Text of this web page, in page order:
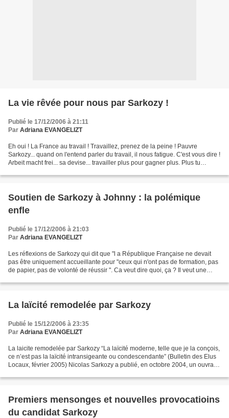
La vie rêvée pour nous par Sarkozy !
Publié le 17/12/2006 à 21:11
Par Adriana EVANGELIZT
Eh oui ! La France au travail ! Travaillez, prenez de la peine ! Pauvre
Sarkozy... quand on l'entend parler du travail, il nous fatigue. C'est vous dire !
Arbeit macht frei... sa devise... travailler plus pour gagner plus. Plus tu
Soutien de Sarkozy à Johnny : la polémique
enfle
Publié le 17/12/2006 à 21:03
Par Adriana EVANGELIZT
Les réflexions de Sarkozy qui dit que "l a République Française ne devait
pas être uniquement accueillante pour "ceux qui n'ont pas de formation, pas
de papier, pas de volonté de réussir ". Ca veut dire quoi, ça ? Il veut une
La laïcité remodelée par Sarkozy
Publié le 15/12/2006 à 23:35
Par Adriana EVANGELIZT
La laicite remodelée par Sarkozy “La laïcité moderne, telle que je la conçois,
ce n’est pas la laïcité intransigeante ou condescendante” (Bulletin des Elus
Locaux, février 2005) Nicolas Sarkozy a publié, en octobre 2004, un ouvrage
Premiers mensonges et nouvelles provocatioins
du candidat Sarkozy